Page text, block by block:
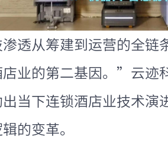
渗透从筹建到运营的全链
业的第二基因。”云迹
当下连锁酒店业技术演
的变革。